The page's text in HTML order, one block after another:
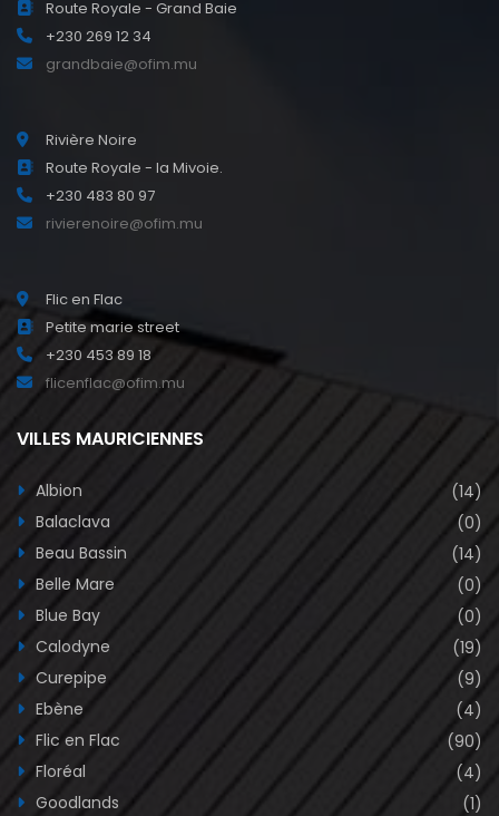
Route Royale - Grand Baie
+230 269 12 34
grandbaie@ofim.mu
Rivière Noire
Route Royale - la Mivoie.
+230 483 80 97
rivierenoire@ofim.mu
Flic en Flac
Petite marie street
+230 453 89 18
flicenflac@ofim.mu
VILLES MAURICIENNES
Albion
(14)
Balaclava
(0)
Beau Bassin
(14)
Belle Mare
(0)
Blue Bay
(0)
Calodyne
(19)
Curepipe
(9)
Ebène
(4)
Flic en Flac
(90)
Floréal
(4)
Goodlands
(1)